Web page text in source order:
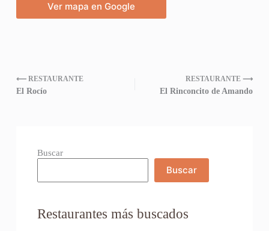
Ver mapa en Google
⟵ RESTAURANTE
El Rocío
RESTAURANTE ⟶
El Rinconcito de Amando
Buscar
Buscar
Restaurantes más buscados